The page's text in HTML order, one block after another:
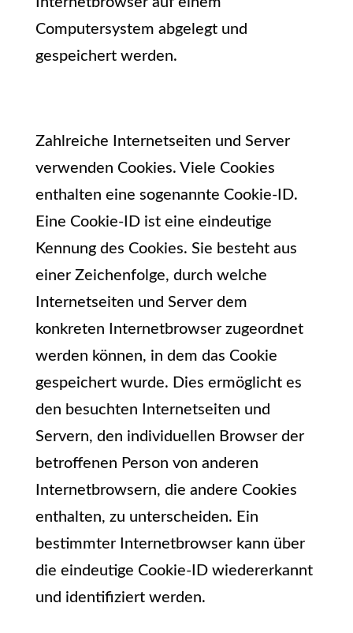
Computersystem abgelegt und
gespeichert werden.
Zahlreiche Internetseiten und Server
verwenden Cookies. Viele Cookies
enthalten eine sogenannte Cookie-ID.
Eine Cookie-ID ist eine eindeutige
Kennung des Cookies. Sie besteht aus
einer Zeichenfolge, durch welche
Internetseiten und Server dem
konkreten Internetbrowser zugeordnet
werden können, in dem das Cookie
gespeichert wurde. Dies ermöglicht es
den besuchten Internetseiten und
Servern, den individuellen Browser der
betroffenen Person von anderen
Internetbrowsern, die andere Cookies
enthalten, zu unterscheiden. Ein
bestimmter Internetbrowser kann über
die eindeutige Cookie-ID wiedererkannt
und identifiziert werden.